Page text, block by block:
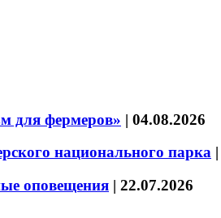
для фермеров» | 04.08.2026
национального парка |
оповещения | 22.07.2026